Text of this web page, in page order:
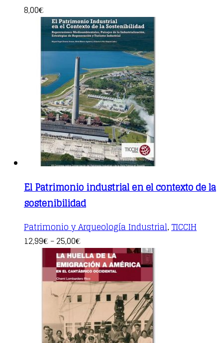
8,00€
El Patrimonio industrial en el contexto de la
sostenibilidad
Patrimonio y Arqueología Industrial, TICCIH
This
product
multiple
chosen
12,99€ – 25,00€